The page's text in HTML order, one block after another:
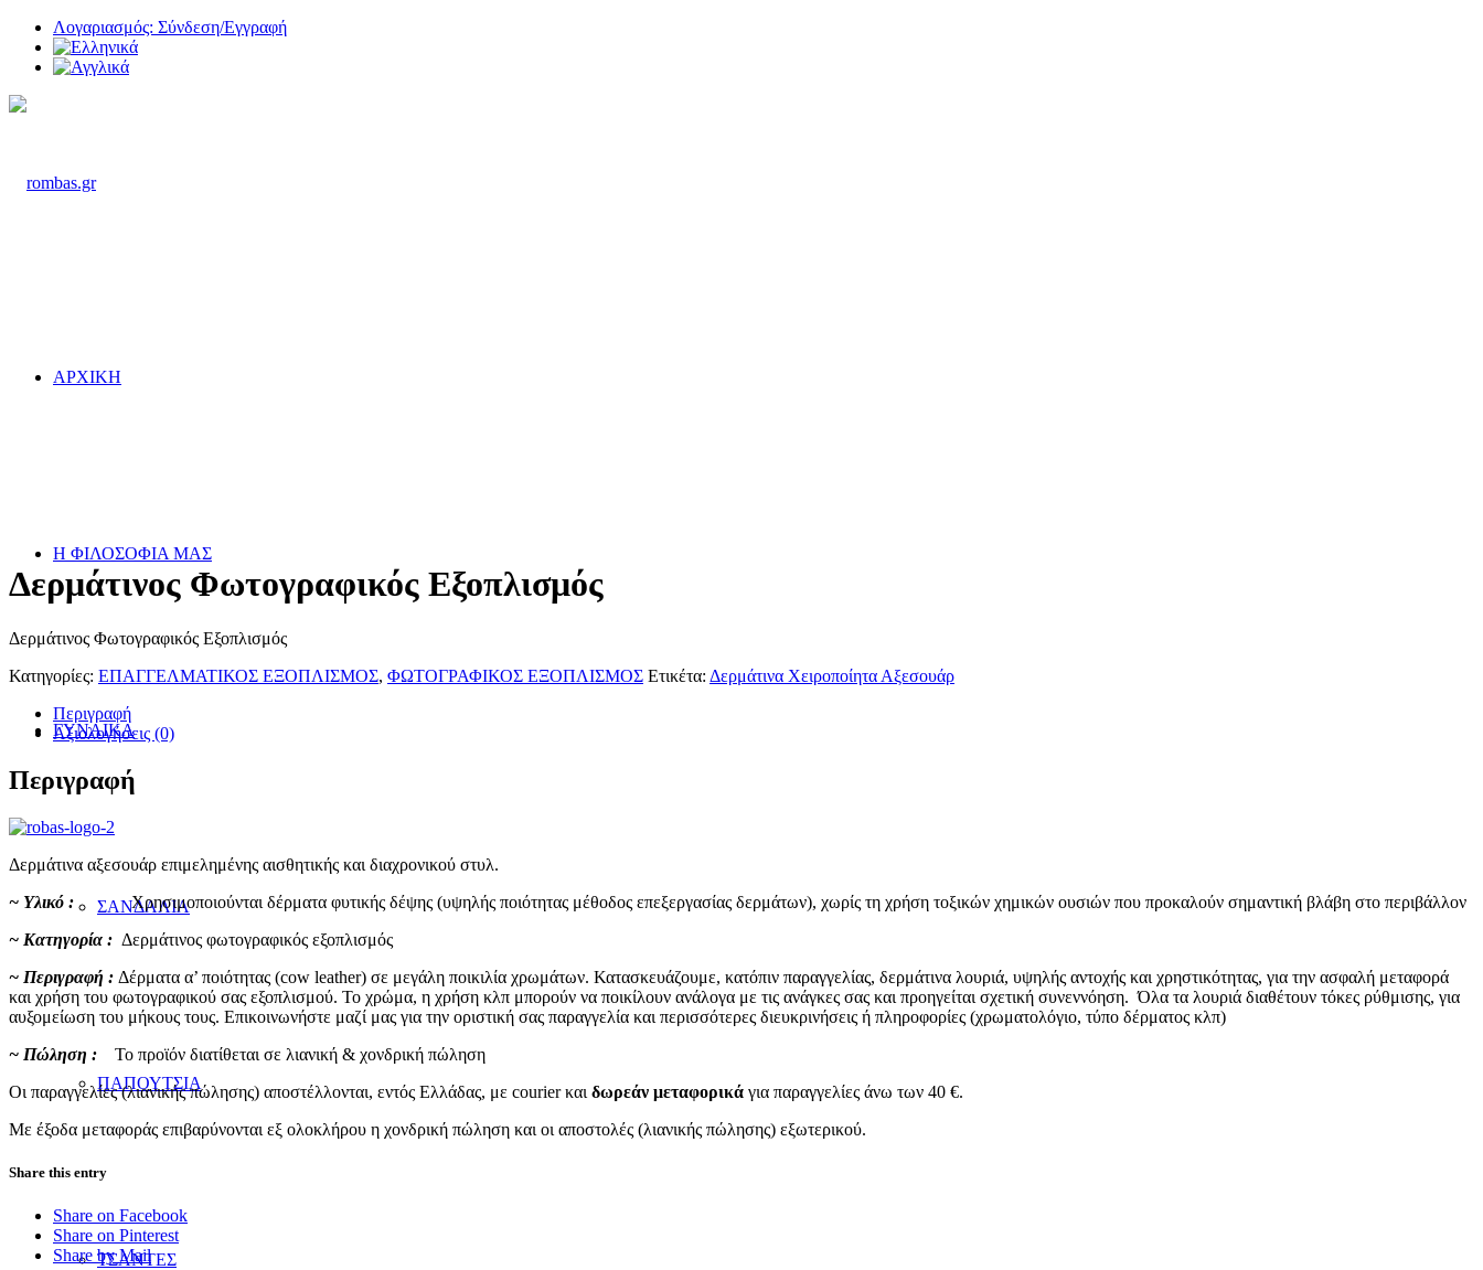
Λογαριασμός: Σύνδεση/Εγγραφή
ΑΡΧΙΚΗ
Η ΦΙΛΟΣΟΦΙΑ ΜΑΣ
ΓΥΝΑΙΚΑ
ΣΑΝΔΑΛΙΑ
ΠΑΠΟΥΤΣΙΑ
ΤΣΑΝΤΕΣ
Δερμάτινος Φωτογραφικός Εξοπλισμός
Δερμάτινος Φωτογραφικός Εξοπλισμός
Κατηγορίες: ΕΠΑΓΓΕΛΜΑΤΙΚΟΣ ΕΞΟΠΛΙΣΜΟΣ, ΦΩΤΟΓΡΑΦΙΚΟΣ ΕΞΟΠΛΙΣΜΟΣ Ετικέτα: Δερμάτινα Χειροποίητα Αξεσουάρ
Περιγραφή
Αξιολογήσεις (0)
Περιγραφή
Δερμάτινα αξεσουάρ επιμελημένης αισθητικής και διαχρονικού στυλ.
~ Υλικό : Χρησιμοποιούνται δέρματα φυτικής δέψης (υψηλής ποιότητας μέθοδος επεξεργασίας δερμάτων), χωρίς τη χρήση τοξικών χημικών ουσιών που προκαλούν σημαντική βλάβη στο περιβάλλον
~ Κατηγορία : Δερμάτινος φωτογραφικός εξοπλισμός
~ Περιγραφή : Δέρματα α’ ποιότητας (cow leather) σε μεγάλη ποικιλία χρωμάτων. Κατασκευάζουμε, κατόπιν παραγγελίας, δερμάτινα λουριά, υψηλής αντοχής και χρηστικότητας, για την ασφαλή μεταφορά
και χρήση του φωτογραφικού σας εξοπλισμού. Το χρώμα, η χρήση κλπ μπορούν να ποικίλουν ανάλογα με τις ανάγκες σας και προηγείται σχετική συνεννόηση. Όλα τα λουριά διαθέτουν τόκες ρύθμισης, για
αυξομείωση του μήκους τους. Επικοινωνήστε μαζί μας για την οριστική σας παραγγελία και περισσότερες διευκρινήσεις ή πληροφορίες (χρωματολόγιο, τύπο δέρματος κλπ)
~ Πώληση :
Το προϊόν διατίθεται σε λιανική & χονδρική πώληση
Οι παραγγελίες (λιανικής πώλησης) αποστέλλονται, εντός Ελλάδας, με courier και δωρεάν μεταφορικά για παραγγελίες άνω των 40 €.
Με έξοδα μεταφοράς επιβαρύνονται εξ ολοκλήρου η χονδρική πώληση και οι αποστολές (λιανικής πώλησης) εξωτερικού.
Share this entry
Share on Facebook
Share on Pinterest
Share by Mail